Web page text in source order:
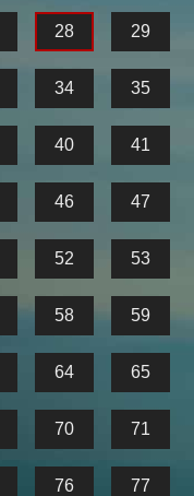
28 29
34 35
40 41
46 47
52 53
58 59
64 65
70 71
76 77